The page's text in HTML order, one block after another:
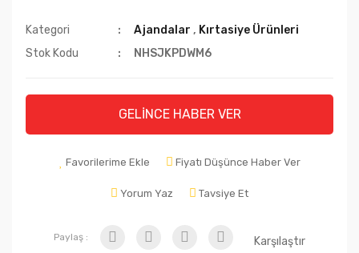
Kategori Ajandalar , Kırtasiye Ürünleri
Stok Kodu
NHSJKPDWM6
GELİNCE HABER VER
Favorilerime Ekle Fiyatı Düşünce Haber Ver
Yorum Yaz Tavsiye Et
Paylaş : Karşılaştır